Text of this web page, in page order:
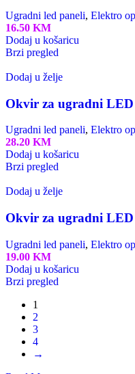
Ugradni led paneli, Elektro
16.50 KM
Dodaj u košaricu
Brzi pregled
Dodaj u želje
Okvir za ugradni LED
Ugradni led paneli, Elektro
28.20 KM
Dodaj u košaricu
Brzi pregled
Dodaj u želje
Okvir za ugradni LED
Ugradni led paneli, Elektro
19.00 KM
Dodaj u košaricu
Brzi pregled
1
2
3
4
→